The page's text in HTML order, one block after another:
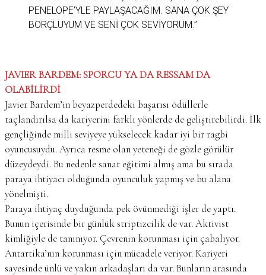
PENELOPE’YLE PAYLAŞACAĞIM. SANA ÇOK ŞEY
BORÇLUYUM VE SENI ÇOK SEVIYORUM.’’
JAVIER BARDEM: SPORCU YA DA RESSAM DA
OLABİLİRDİ
Javier Bardem’in beyazperdedeki başarısı ödüllerle
taçlandırılsa da kariyerini farklı yönlerde de geliştirebilirdi. İlk
gençliğinde milli seviyeye yükselecek kadar iyi bir ragbi
oyuncusuydu. Ayrıca resme olan yeteneği de gözle görülür
düzeydeydi. Bu nedenle sanat eğitimi almış ama bu sırada
paraya ihtiyacı olduğunda oyunculuk yapmış ve bu alana
yönelmişti.
Paraya ihtiyaç duyduğunda pek övünmediği işler de yaptı.
Bunun içerisinde bir günlük striptizcilik de var. Aktivist
kimliğiyle de tanınıyor. Çevrenin korunması için çabalıyor.
Antartika’nın korunması için mücadele veriyor. Kariyeri
sayesinde ünlü ve yakın arkadaşları da var. Bunların arasında